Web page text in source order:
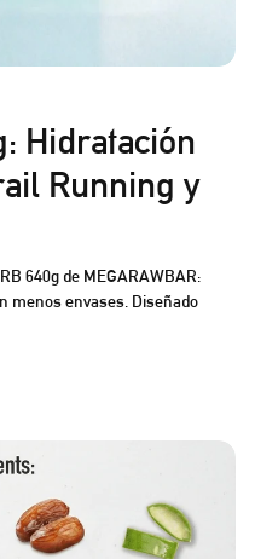
Hidratación
Running y
640g de MEGARAWBAR:
menos envases. Diseñado